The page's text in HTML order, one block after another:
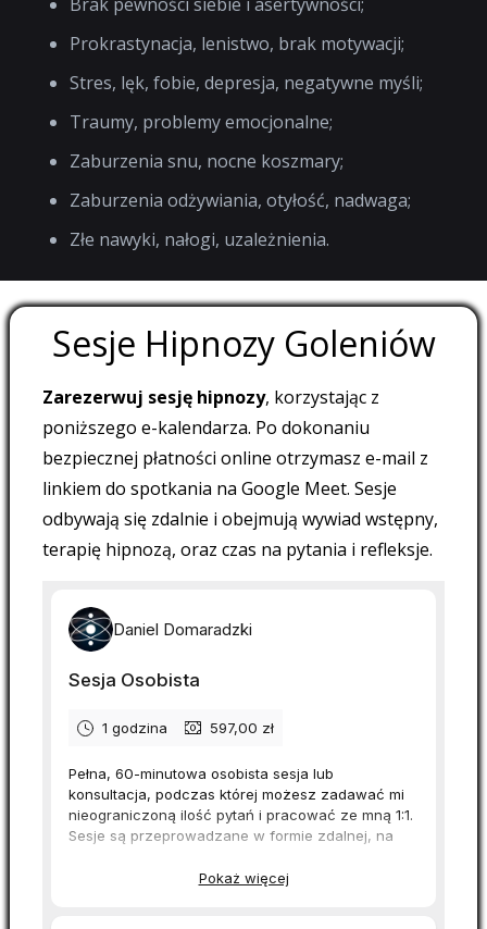
Prokrastynacja, lenistwo, brak motywacji;
Stres, lęk, fobie, depresja, negatywne myśli;
Traumy, problemy emocjonalne;
Zaburzenia snu, nocne koszmary;
Zaburzenia odżywiania, otyłość, nadwaga;
Złe nawyki, nałogi, uzależnienia.
Sesje Hipnozy Goleniów
Zarezerwuj sesję hipnozy, korzystając z
poniższego e-kalendarza. Po dokonaniu
bezpiecznej płatności online otrzymasz e-mail z
linkiem do spotkania na Google Meet. Sesje
odbywają się zdalnie i obejmują wywiad wstępny,
terapię hipnozą, oraz czas na pytania i refleksje.